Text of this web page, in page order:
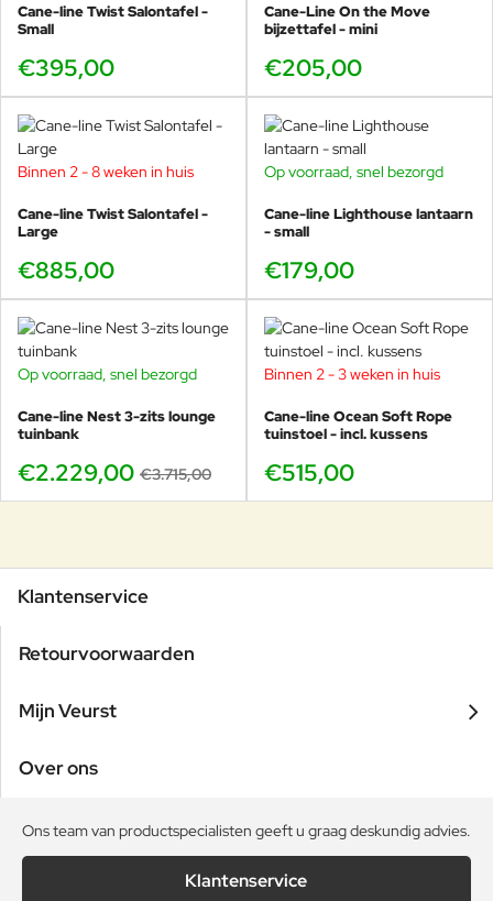
Cane-line Twist Salontafel -
Small
€395,00
Cane-Line On the Move
bijzettafel - mini
€205,00
Binnen 2 - 8 weken in huis
Cane-line Twist Salontafel -
Large
€885,00
Op voorraad, snel bezorgd
Cane-line Lighthouse lantaarn
- small
€179,00
-40%
Op voorraad, snel bezorgd
Cane-line Nest 3-zits lounge
tuinbank
€2.229,00 €3.715,00
Binnen 2 - 3 weken in huis
Cane-line Ocean Soft Rope
tuinstoel - incl. kussens
€515,00
Klantenservice
Retourvoorwaarden
Mijn Veurst
Over ons
Ons team van productspecialisten geeft u graag deskundig advies.
Klantenservice